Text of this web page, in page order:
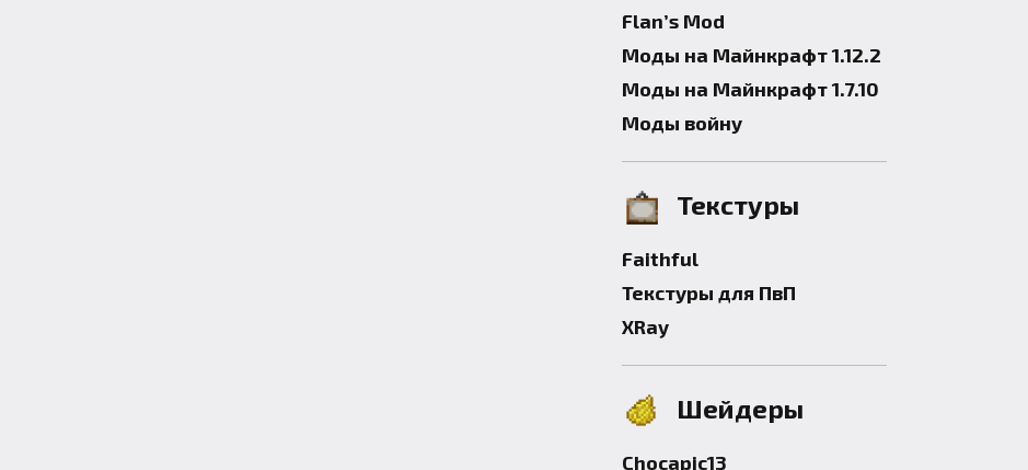
Flan’s Mod
Моды на Майнкрафт 1.12.2
Моды на Майнкрафт 1.7.10
Моды войну
Текстуры
Faithful
Текстуры для ПвП
XRay
Шейдеры
Chocapic13